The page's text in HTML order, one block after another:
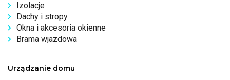
Izolacje
Dachy i stropy
Okna i akcesoria okienne
Brama wjazdowa
Urządzanie domu